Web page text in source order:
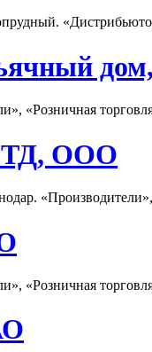
«Розничная
ТД, ООО
«Розничная